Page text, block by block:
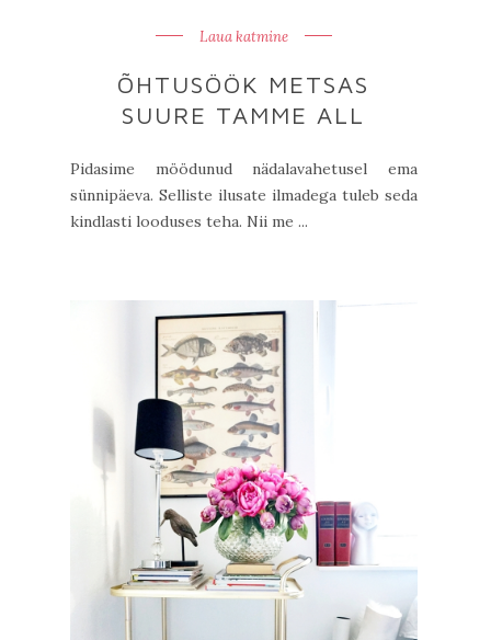
Laua katmine
ÕHTUSÖÖK METSAS
SUURE TAMME ALL
Pidasime möödunud nädalavahetusel ema
sünnipäeva. Selliste ilusate ilmadega tuleb seda
kindlasti looduses teha. Nii me ...